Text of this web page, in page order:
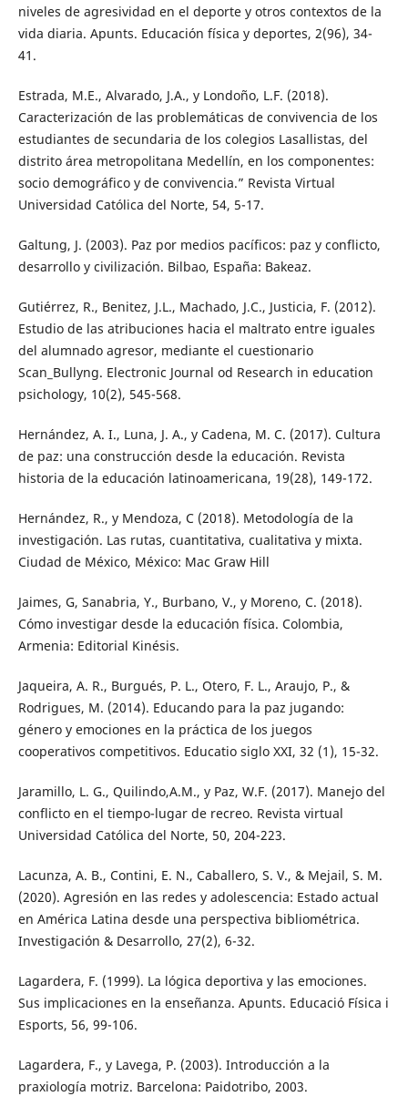
niveles de agresividad en el deporte y otros contextos de la
vida diaria. Apunts. Educación física y deportes, 2(96), 34-
41.
Estrada, M.E., Alvarado, J.A., y Londoño, L.F. (2018).
Caracterización de las problemáticas de convivencia de los
estudiantes de secundaria de los colegios Lasallistas, del
distrito área metropolitana Medellín, en los componentes:
socio demográfico y de convivencia.” Revista Virtual
Universidad Católica del Norte, 54, 5-17.
Galtung, J. (2003). Paz por medios pacíficos: paz y conflicto,
desarrollo y civilización. Bilbao, España: Bakeaz.
Gutiérrez, R., Benitez, J.L., Machado, J.C., Justicia, F. (2012).
Estudio de las atribuciones hacia el maltrato entre iguales
del alumnado agresor, mediante el cuestionario
Scan_Bullyng. Electronic Journal od Research in education
psichology, 10(2), 545-568.
Hernández, A. I., Luna, J. A., y Cadena, M. C. (2017). Cultura
de paz: una construcción desde la educación. Revista
historia de la educación latinoamericana, 19(28), 149-172.
Hernández, R., y Mendoza, C (2018). Metodología de la
investigación. Las rutas, cuantitativa, cualitativa y mixta.
Ciudad de México, México: Mac Graw Hill
Jaimes, G, Sanabria, Y., Burbano, V., y Moreno, C. (2018).
Cómo investigar desde la educación física. Colombia,
Armenia: Editorial Kinésis.
Jaqueira, A. R., Burgués, P. L., Otero, F. L., Araujo, P., &
Rodrigues, M. (2014). Educando para la paz jugando:
género y emociones en la práctica de los juegos
cooperativos competitivos. Educatio siglo XXI, 32 (1), 15-32.
Jaramillo, L. G., Quilindo,A.M., y Paz, W.F. (2017). Manejo del
conflicto en el tiempo-lugar de recreo. Revista virtual
Universidad Católica del Norte, 50, 204-223.
Lacunza, A. B., Contini, E. N., Caballero, S. V., & Mejail, S. M.
(2020). Agresión en las redes y adolescencia: Estado actual
en América Latina desde una perspectiva bibliométrica.
Investigación & Desarrollo, 27(2), 6-32.
Lagardera, F. (1999). La lógica deportiva y las emociones.
Sus implicaciones en la enseñanza. Apunts. Educació Física i
Esports, 56, 99-106.
Lagardera, F., y Lavega, P. (2003). Introducción a la
praxiología motriz. Barcelona: Paidotribo, 2003.